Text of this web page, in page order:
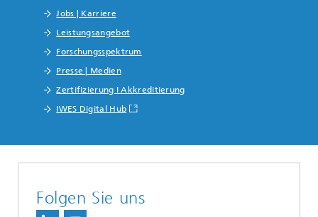
Jobs | Karriere
Leistungsangebot
Forschungsspektrum
Presse | Medien
Zertifizierung I Akkreditierung
IWES Digital Hub
Folgen Sie uns